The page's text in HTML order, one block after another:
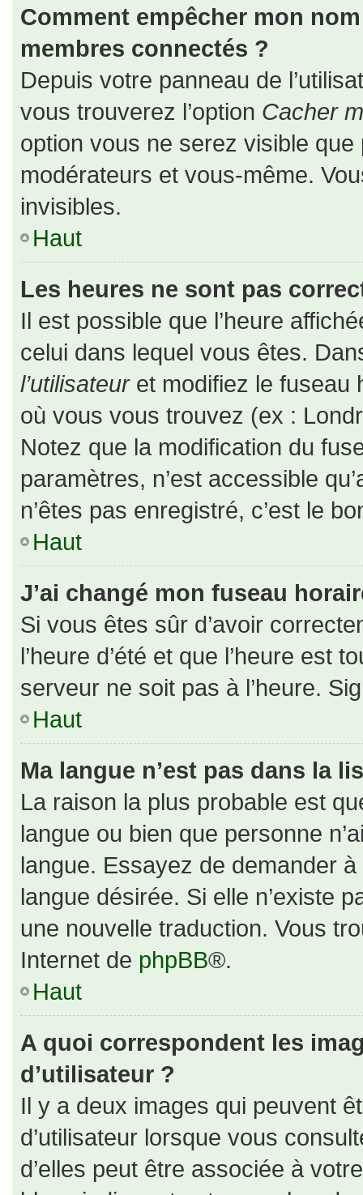
Comment empêcher mon
membres connectés ?
Depuis votre panneau de
vous trouverez l’option Cacher
option vous ne serez visible
modérateurs et vous-même.
invisibles.
Haut
Les heures ne sont pas
Il est possible que l’heure
celui dans lequel vous êtes.
l’utilisateuret modifiez le fuseau
où vous vous trouvez (ex :
Notez que la modification du
paramètres, n’est accessible
n’êtes pas enregistré, c’est le
Haut
J’ai changé mon fuseau
Si vous êtes sûr d’avoir
l’heure d’été et que l’heure est
serveur ne soit pas à l’heure.
Haut
Ma langue n’est pas dans la
La raison la plus probable est
langue ou bien que personne
langue. Essayez de demander
langue désirée. Si elle n’existe
une nouvelle traduction. Vous
Internet de phpBB®.
Haut
A quoi correspondent les
d’utilisateur ?
Il y a deux images qui peuvent
d’utilisateur lorsque vous
d’elles peut être associée à